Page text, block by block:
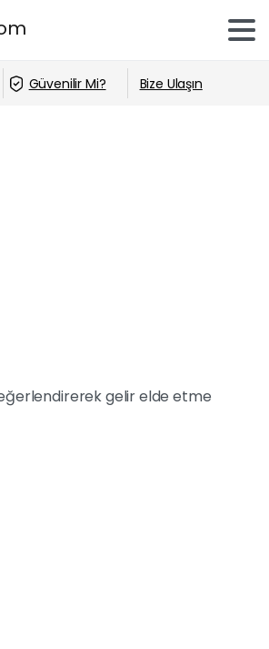
Güvenilir Mi? Bize Ulaşın